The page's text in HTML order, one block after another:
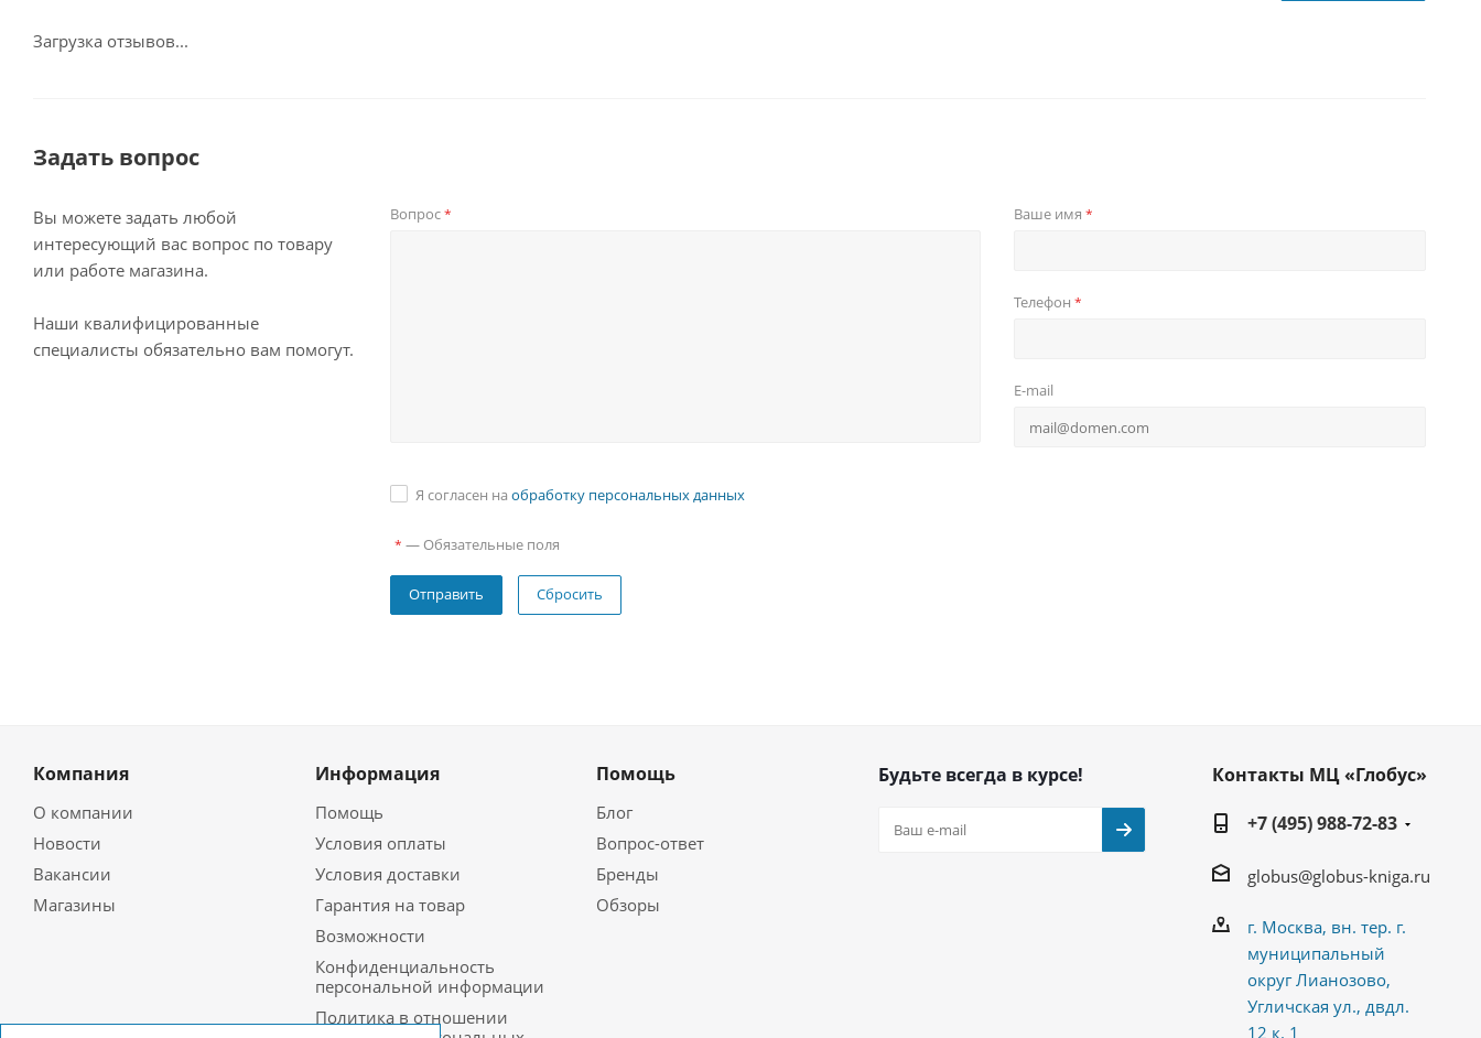
Загрузка отзывов...
Задать вопрос
Вы можете задать любой
интересующий вас вопрос по товару
или работе магазина.
Наши квалифицированные
специалисты обязательно вам помогут.
Вопрос* Ваше имя *
Телефон *
E-mail
Я согласен на обработку персональных данных
* — Обязательные поля
Сбросить
Компания
О компании
Новости
Вакансии
Магазины
Информация
Помощь
Условия оплаты
Условия доставки
Гарантия на товар
Возможности
Конфиденциальность
персональной информации
Политика в отношении
Помощь
Блог
Вопрос-ответ
Бренды
Обзоры
Будьте всегда в курсе!
Контакты МЦ «Глобус»
+7 (495) 988-72-83
globus@globus-kniga.ru
г. Москва, вн. тер. г.
муниципальный
округ Лианозово,
Угличская ул., двдл.
12 к. 1